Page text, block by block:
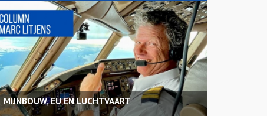
MIJNBOUW, EU EN LUCHTVAART